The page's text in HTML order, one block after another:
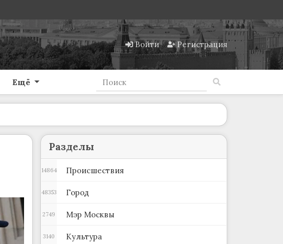
Войти Регистрация
Ещё
Разделы
Происшествия
14864
Город
48353
Мэр Москвы
2749
Культура
3140